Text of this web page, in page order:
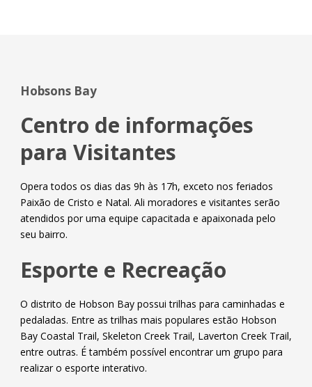
Hobsons Bay
Centro de informações
para Visitantes
Opera todos os dias das 9h às 17h, exceto nos feriados
Paixão de Cristo e Natal. Ali moradores e visitantes serão
atendidos por uma equipe capacitada e apaixonada pelo
seu bairro.
Esporte e Recreação
O distrito de Hobson Bay possui trilhas para caminhadas e
pedaladas. Entre as trilhas mais populares estão Hobson
Bay Coastal Trail, Skeleton Creek Trail, Laverton Creek Trail,
entre outras. É também possível encontrar um grupo para
realizar o esporte interativo.